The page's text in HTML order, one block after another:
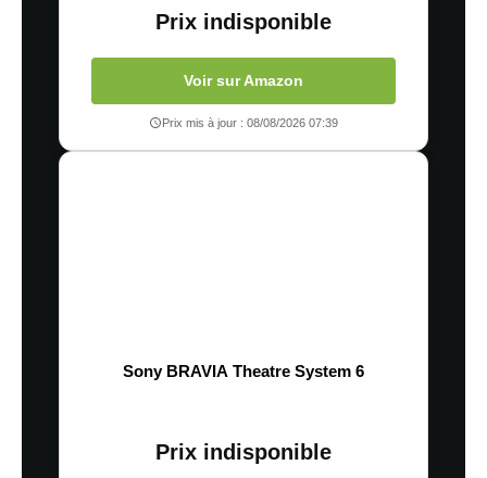
Prix indisponible
Voir sur Amazon
Prix mis à jour : 08/08/2026 07:39
Sony BRAVIA Theatre System 6
Prix indisponible